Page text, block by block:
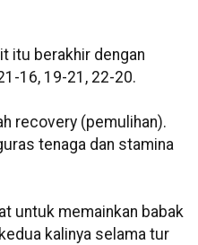
itu berakhir dengan
16, 19-21, 22-20.
recovery (pemulihan).
tenaga dan stamina
untuk memainkan babak
kalinya selama tur